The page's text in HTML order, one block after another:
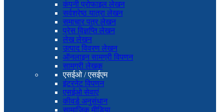
कंपनी प्रोफाइल लेखन
सर्वश्रेष्ठ यात्रा लेखन
समाचार पत्र लेखन
प्रेस विज्ञप्ति लेखन
लेख लेखन
उत्पाद विवरण लेखन
ऑनलाइन सामग्री विपणन
सामग्री लेखक
एसईओ / एसईएम
इंटरनेट विपणन
एसईओ सेवाएं
कीवर्ड अनुसंधान
सामाजिक मीडिया